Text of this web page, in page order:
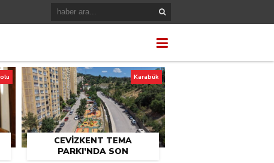
CEVİZKENT TEMA
PARKI’NDA SON
Karabük